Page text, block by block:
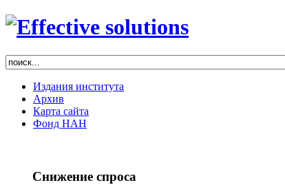
Издания института
Архив
Карта сайта
Фонд НАН
Снижение спроса